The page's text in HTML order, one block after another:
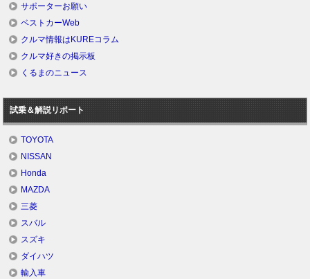
サポーターお願い
ベストカーWeb
クルマ情報はKUREコラム
クルマ好きの掲示板
くるまのニュース
試乗＆解説リポート
TOYOTA
NISSAN
Honda
MAZDA
三菱
スバル
スズキ
ダイハツ
輸入車